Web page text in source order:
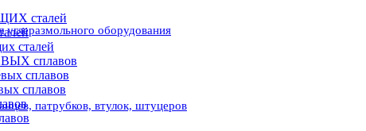
углеразмольного оборудования
патрубков, втулок, штуцеров
сталей
сталей
сплавов
сплавов
сплавов